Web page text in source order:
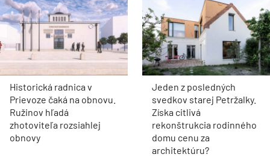
Historická radnica v
Prievoze čaká na obnovu.
Ružinov hľadá
zhotoviteľa rozsiahlej
obnovy
Jeden z posledných
svedkov starej Petržalky.
Získa citlivá
rekonštrukcia rodinného
domu cenu za
architektúru?